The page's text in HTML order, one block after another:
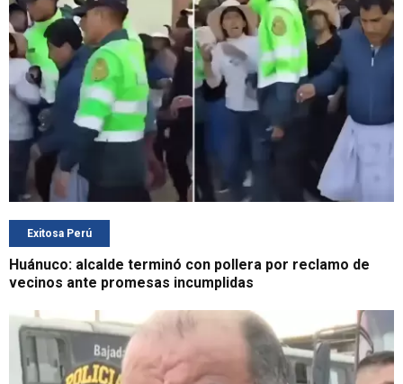
Exitosa Perú
Huánuco: alcalde terminó con pollera por reclamo de
vecinos ante promesas incumplidas